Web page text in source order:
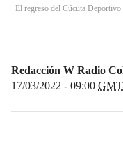
El regreso del Cúcuta
Redacción W Radio
17/03/2022 - 09:00